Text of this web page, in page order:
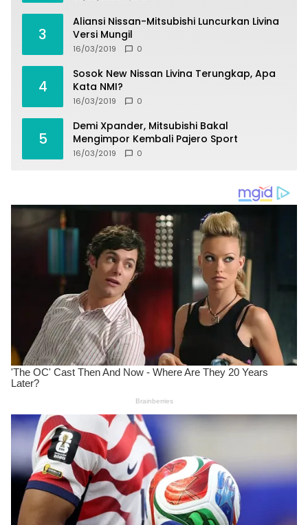
3
Aliansi Nissan-Mitsubishi Luncurkan Livina
Versi Mungil
16/03/2019 0
4
Sosok New Nissan Livina Terungkap, Apa
Kata NMI?
16/03/2019 0
5
Demi Xpander, Mitsubishi Bakal
Mengimpor Kembali Pajero Sport
16/03/2019 0